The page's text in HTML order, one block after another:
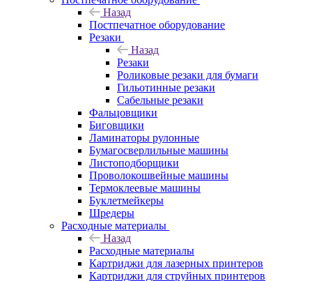
Назад
Постпечатное оборудование
Резаки
Назад
Резаки
Роликовые резаки для бумаги
Гильотинные резаки
Сабельные резаки
Фальцовщики
Биговщики
Ламинаторы рулонные
Бумагосверлильные машины
Листоподборщики
Проволокошвейные машины
Термоклеевые машины
Буклетмейкеры
Шредеры
Расходные материалы
Назад
Расходные материалы
Картриджи для лазерных принтеров
Картриджи для струйных принтеров